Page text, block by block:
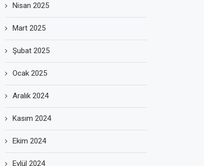
Nisan 2025
Mart 2025
Şubat 2025
Ocak 2025
Aralık 2024
Kasım 2024
Ekim 2024
Eylül 2024